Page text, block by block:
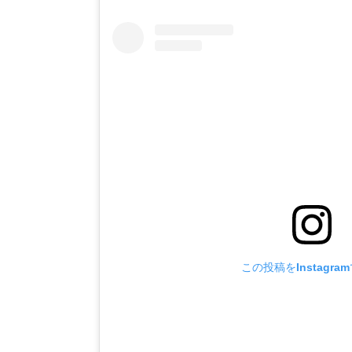
この投稿をInstagram